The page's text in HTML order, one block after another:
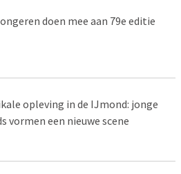
doen mee aan 79e editie
opleving in de IJmond: jonge
vormen een nieuwe scene